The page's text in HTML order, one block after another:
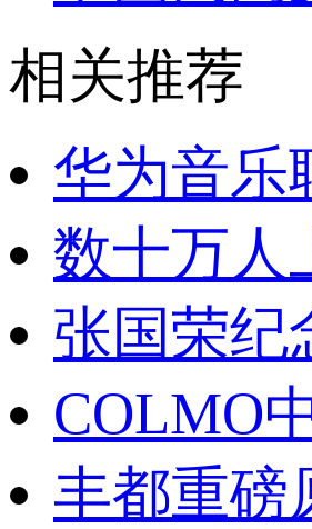
相关推荐
华为音乐
数十万人
张国荣纪
COLMO
丰都重磅